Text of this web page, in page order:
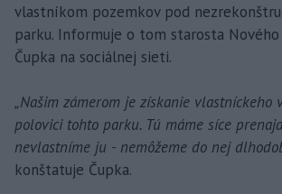
vlastníkom pozemkov pod
parku. Informuje o tom starosta
Čupka na sociálnej sieti.
„Našim zámerom je získanie
polovici tohto parku. Tú máme síce
nevlastníme ju - nemôžeme do nej
konštatuje Čupka.